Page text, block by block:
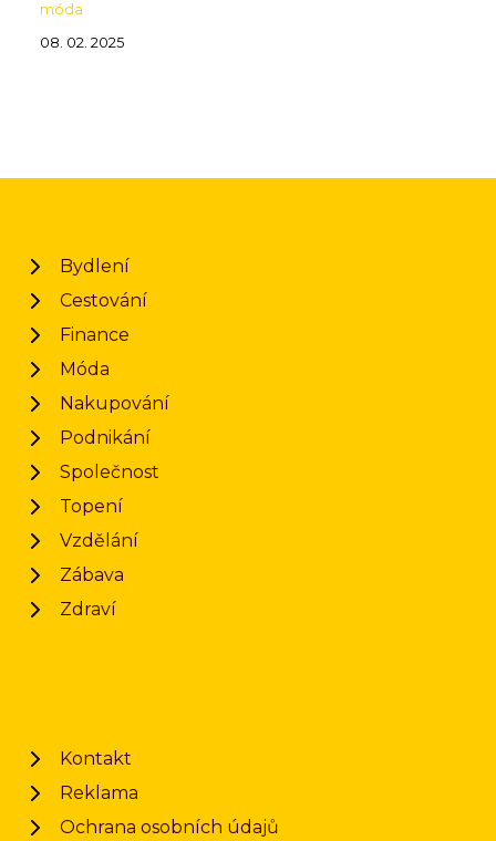
móda
08. 02. 2025
Bydlení
Cestování
Finance
Móda
Nakupování
Podnikání
Společnost
Topení
Vzdělání
Zábava
Zdraví
Kontakt
Reklama
Ochrana osobních údajů